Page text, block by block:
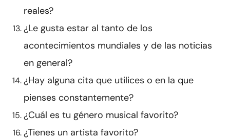
reales?
¿Le gusta estar al tanto de los
acontecimientos mundiales y de las noticias
en general?
¿Hay alguna cita que utilices o en la que
pienses constantemente?
¿Cuál es tu género musical favorito?
¿Tienes un artista favorito?